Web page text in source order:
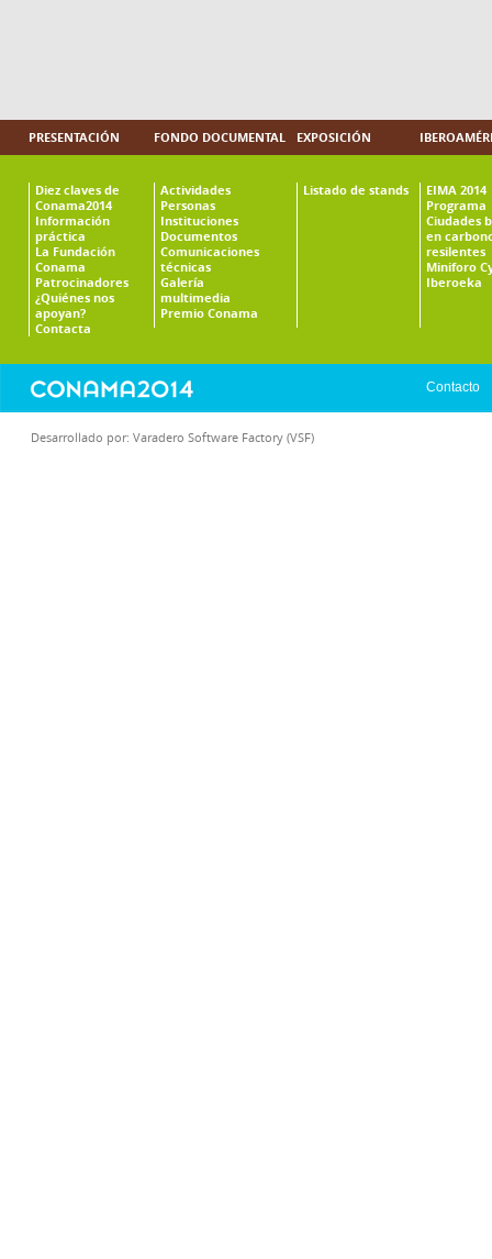
PRESENTACIÓN
Diez claves de
Conama2014
Información
práctica
La Fundación
Conama
Patrocinadores
¿Quiénes nos
apoyan?
Contacta
FONDO DOCUMENTAL
Actividades
Personas
Instituciones
Documentos
Comunicaciones
técnicas
Galería
multimedia
Premio Conama
EXPOSICIÓN
Listado de stands
EIMA 2014
Programa
Ciudades
en
resilentes
Miniforo
Iberoeka
Contacto
Desarrollado por: Varadero Software Factory (VSF)